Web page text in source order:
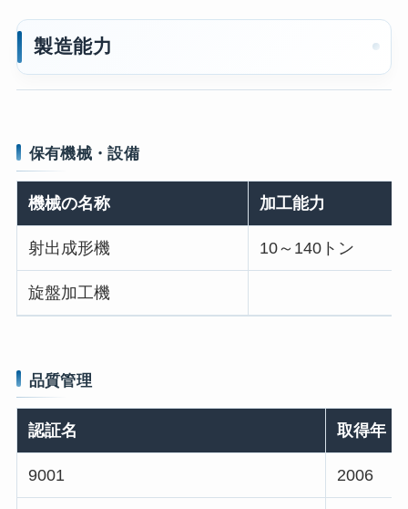
製造能力
保有機械・設備
機械の名称 加工能力
射出成形機 10～140トン
旋盤加工機
品質管理
認証名 取得年
9001 2006